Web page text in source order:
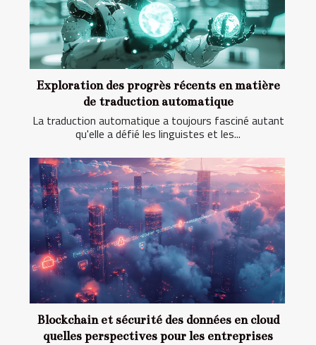
Exploration des progrès récents en matière
de traduction automatique
La traduction automatique a toujours fasciné autant
qu'elle a défié les linguistes et les...
Blockchain et sécurité des données en cloud
quelles perspectives pour les entreprises